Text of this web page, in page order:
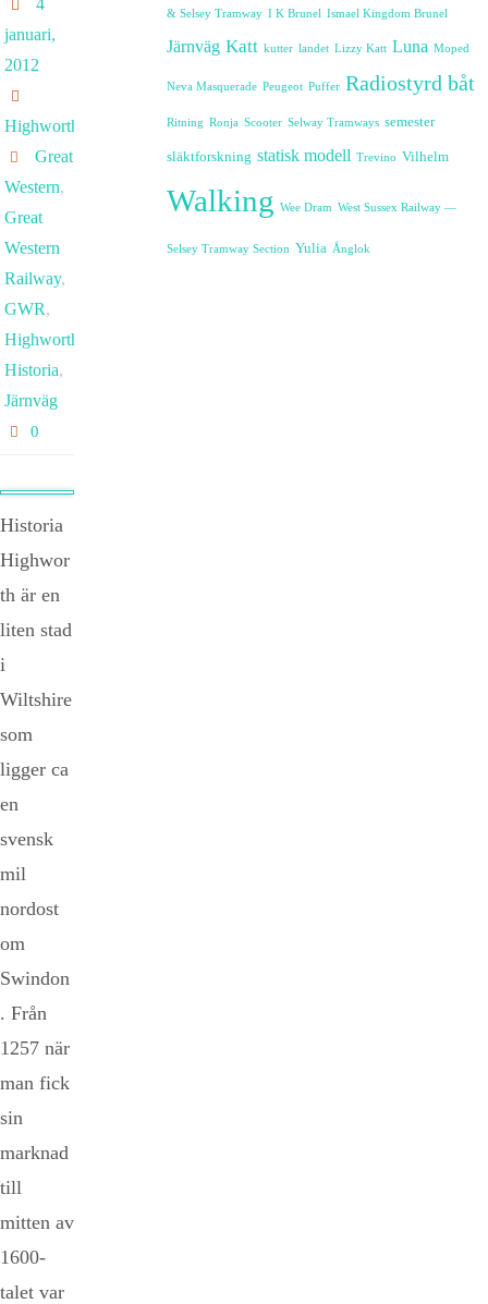
4
januari,
2012
Highworth
Great
Western,
Great
Western
Railway,
GWR,
Highworth
Historia,
Järnväg
0
Historia
Highwor
th är en
liten stad
i
Wiltshire
som
ligger ca
en
svensk
mil
nordost
om
Swindon
. Från
1257 när
man fick
sin
marknad
till
mitten av
1600-
talet var
& Selsey Tramway I K Brunel Ismael Kingdom Brunel
Järnväg Katt kutter landet Lizzy Katt Luna Moped
Neva Masquerade Peugeot Puffer Radiostyrd båt
Ritning Ronja Scooter Selway Tramways semester
släktforskning statisk modell Trevino Vilhelm
Walking Wee Dram West Sussex Railway —
Selsey Tramway Section Yulia Ånglok